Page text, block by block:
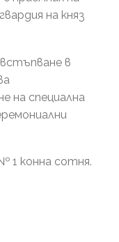
на княз
в
на специална
1 конна сотня.